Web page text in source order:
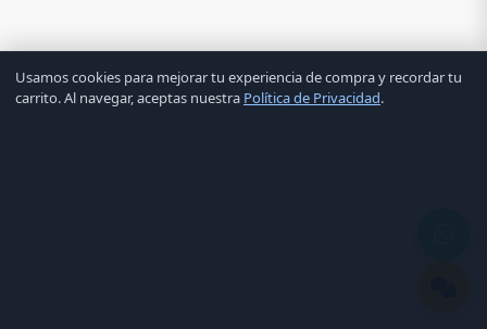
Usamos cookies para mejorar tu experiencia de compra y recordar tu
carrito. Al navegar, aceptas nuestra Política de Privacidad.